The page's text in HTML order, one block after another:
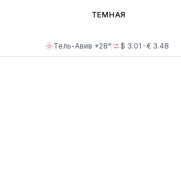
Тель-Авив +28° $ 3.01 · € 3.48
ТЕМНАЯ